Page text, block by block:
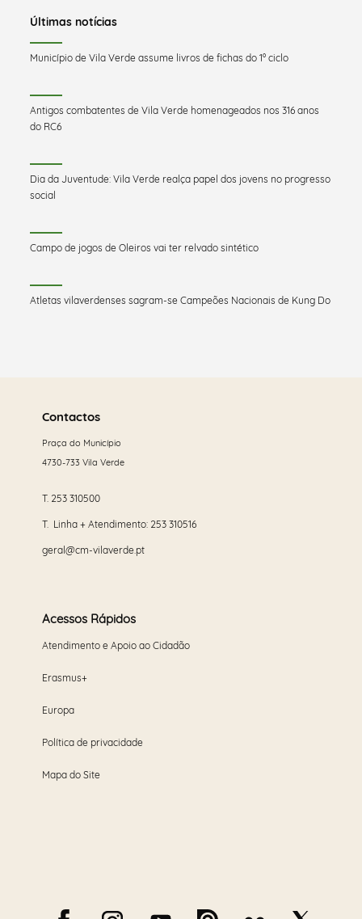
Últimas notícias
Município de Vila Verde assume livros de fichas do 1º ciclo
Antigos combatentes de Vila Verde homenageados nos 316 anos
do RC6
Dia da Juventude: Vila Verde realça papel dos jovens no progresso
social
Campo de jogos de Oleiros vai ter relvado sintético
Atletas vilaverdenses sagram-se Campeões Nacionais de Kung Do
maisContactos
Praça do Município
4730-733 Vila Verde
T. 253 310500
T. Linha + Atendimento: 253 310516
geral@cm-vilaverde.pt
Acessos Rápidos
Atendimento e Apoio ao Cidadão
Erasmus+
Europa
Política de privacidade
Mapa do Site